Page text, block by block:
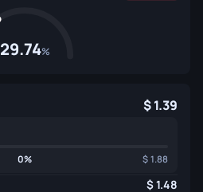
29.74%
1.39
0% 1.88
1.48